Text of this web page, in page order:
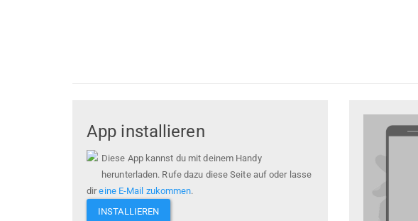
App installieren
Diese App kannst du mit deinem Handy
herunterladen. Rufe dazu diese Seite auf oder lasse
direine E-Mail zukommen.
INSTALLIEREN